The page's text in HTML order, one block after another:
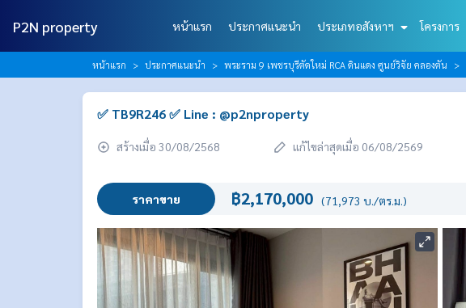
P2N property หน้าแรก ประกาศแนะนำ ประเภทอสังหาฯ โครงการ
หน้าแรก ประกาศแนะนำ พระราม 9 เพชรบุรีตัดใหม่ RCA ดินแดง ศูนย์วิจัย คลองตัน
✅ TB9R246 ✅ Line : @p2nproperty
สร้างเมื่อ 30/08/2568 แก้ไขล่าสุดเมื่อ 06/08/2569
ราคาขาย ฿2,170,000 (71,973 บ./ตร.ม.)